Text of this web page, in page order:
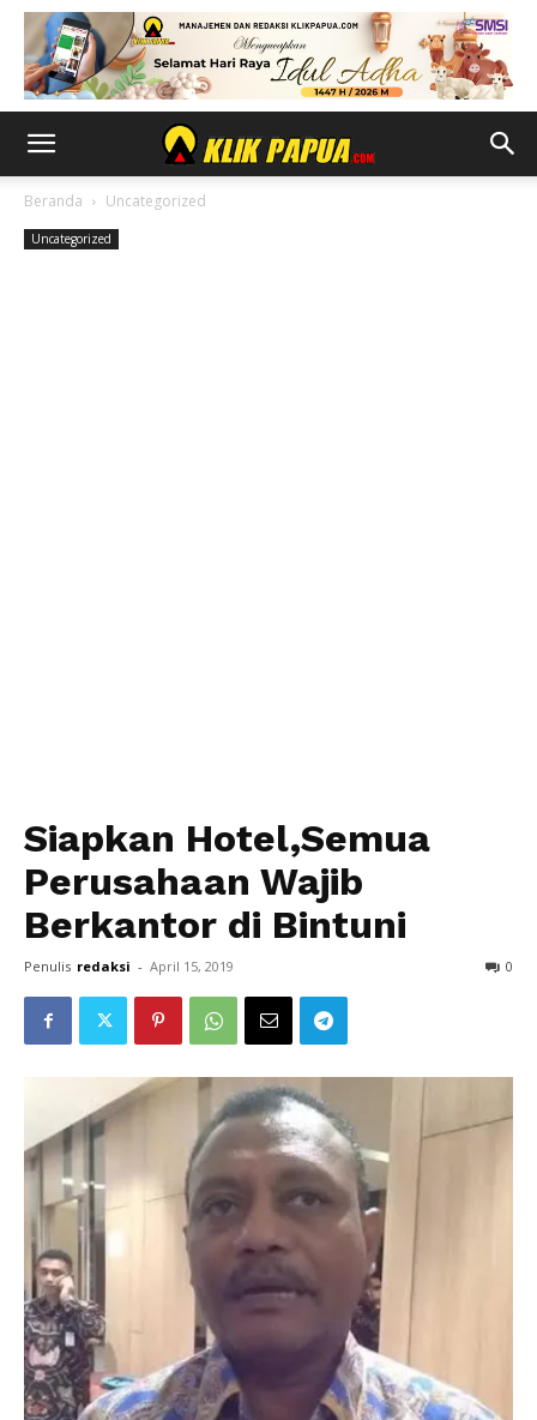
Beranda Uncategorized
Uncategorized
Siapkan Hotel,Semua
Perusahaan Wajib
Berkantor di Bintuni
Penulis redaksi - April 15, 2019 0